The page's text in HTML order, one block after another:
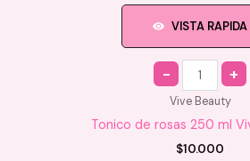
VISTA RAPIDA
Quantity
Vive Beauty
Tonico de rosas 250 ml
$10.000